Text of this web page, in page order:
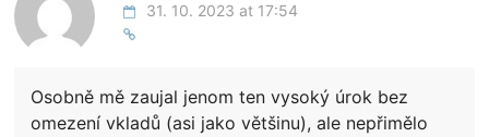
31. 10. 2023 at 17:54
Osobně mě zaujal jenom ten vysoký úrok bez
omezení vkladů (asi jako většinu), ale nepřimělo